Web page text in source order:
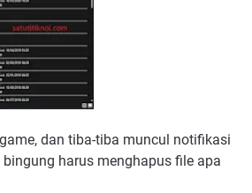
dan tiba-tiba muncul notifikasi
harus menghapus file apa